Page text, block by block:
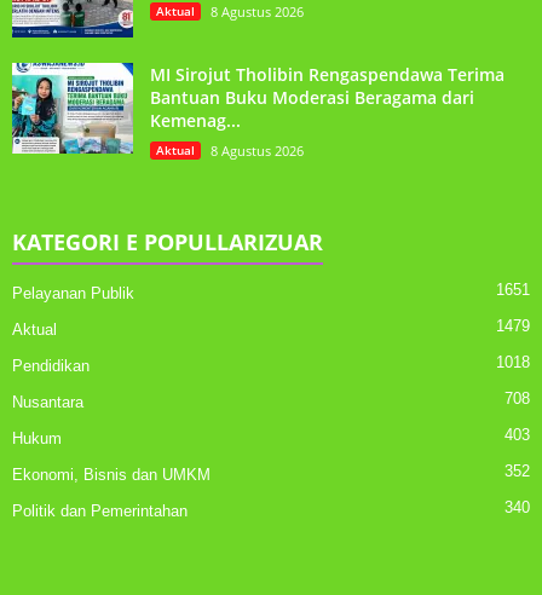
Aktual 8 Agustus 2026
MI Sirojut Tholibin Rengaspendawa Terima
Bantuan Buku Moderasi Beragama dari
Kemenag...
Aktual 8 Agustus 2026
KATEGORI E POPULLARIZUAR
Pelayanan Publik 1651
Aktual 1479
Pendidikan 1018
Nusantara 708
Hukum 403
Ekonomi, Bisnis dan UMKM 352
Politik dan Pemerintahan 340